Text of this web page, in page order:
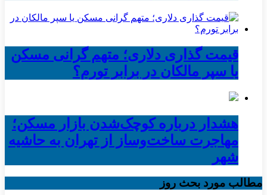
قیمت گذاری دلاری؛ متهم گرانی مسکن
یا سپر مالکان در برابر تورم؟
هشدار درباره کوچک‌شدن بازار مسکن؛
مهاجرت ساخت‌وساز از تهران به حاشیه‌
شهر
مطالب مورد بحث روز